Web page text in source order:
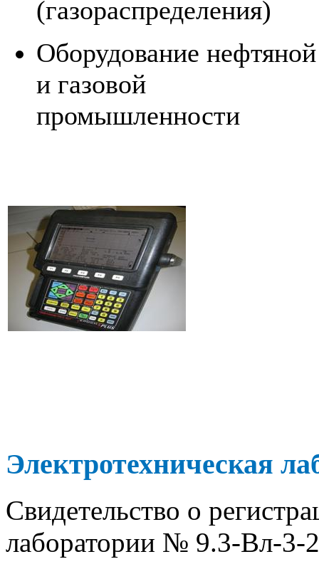
(газораспределения)
Оборудование нефтяной
и газовой
промышленности
Электротехническая
Свидетельство о
лаборатории № 9.3-Вл-3-